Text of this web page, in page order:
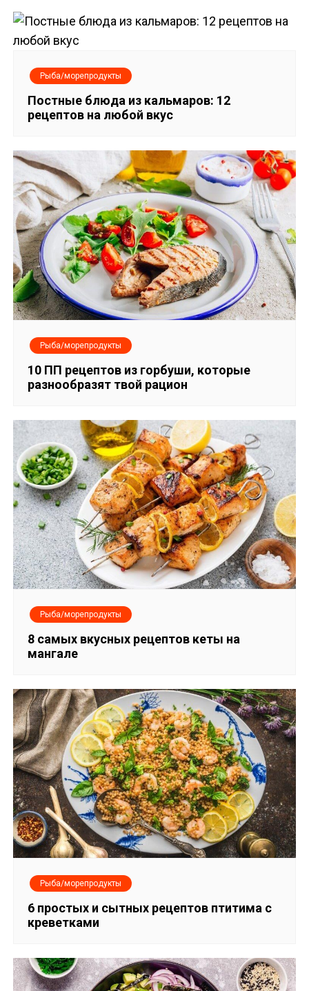
ц
и
з
а
п
и
с
я
м
Рыба/морепродукты
Постные блюда из кальмаров: 12
рецептов на любой вкус
Рыба/морепродукты
10 ПП рецептов из горбуши, которые
разнообразят твой рацион
Рыба/морепродукты
8 самых вкусных рецептов кеты на
мангале
Рыба/морепродукты
6 простых и сытных рецептов птитима с
креветками